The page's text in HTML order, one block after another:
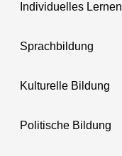
Individuelles Lernen
Sprachbildung
Kulturelle Bildung
Politische Bildung